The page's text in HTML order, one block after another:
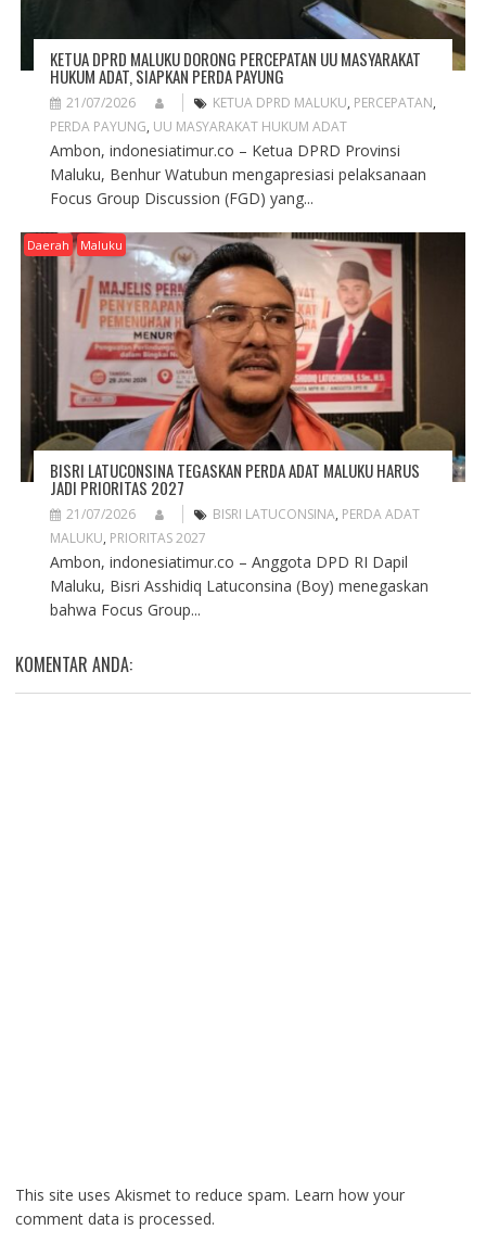
KETUA DPRD MALUKU DORONG PERCEPATAN UU MASYARAKAT
HUKUM ADAT, SIAPKAN PERDA PAYUNG
21/07/2026 KETUA DPRD MALUKU, PERCEPATAN,
PERDA PAYUNG, UU MASYARAKAT HUKUM ADAT
Ambon, indonesiatimur.co – Ketua DPRD Provinsi
Maluku, Benhur Watubun mengapresiasi pelaksanaan
Focus Group Discussion (FGD) yang...
Daerah Maluku
BISRI LATUCONSINA TEGASKAN PERDA ADAT MALUKU HARUS
JADI PRIORITAS 2027
21/07/2026 BISRI LATUCONSINA, PERDA ADAT
MALUKU, PRIORITAS 2027
Ambon, indonesiatimur.co – Anggota DPD RI Dapil
Maluku, Bisri Asshidiq Latuconsina (Boy) menegaskan
bahwa Focus Group...
KOMENTAR ANDA:
This site uses Akismet to reduce spam. Learn how your
comment data is processed.